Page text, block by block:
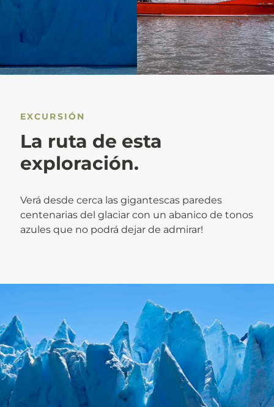
EXCURSIÓN
La ruta de esta
exploración.
Verá desde cerca las gigantescas paredes
centenarias del glaciar con un abanico de tonos
azules que no podrá dejar de admirar!